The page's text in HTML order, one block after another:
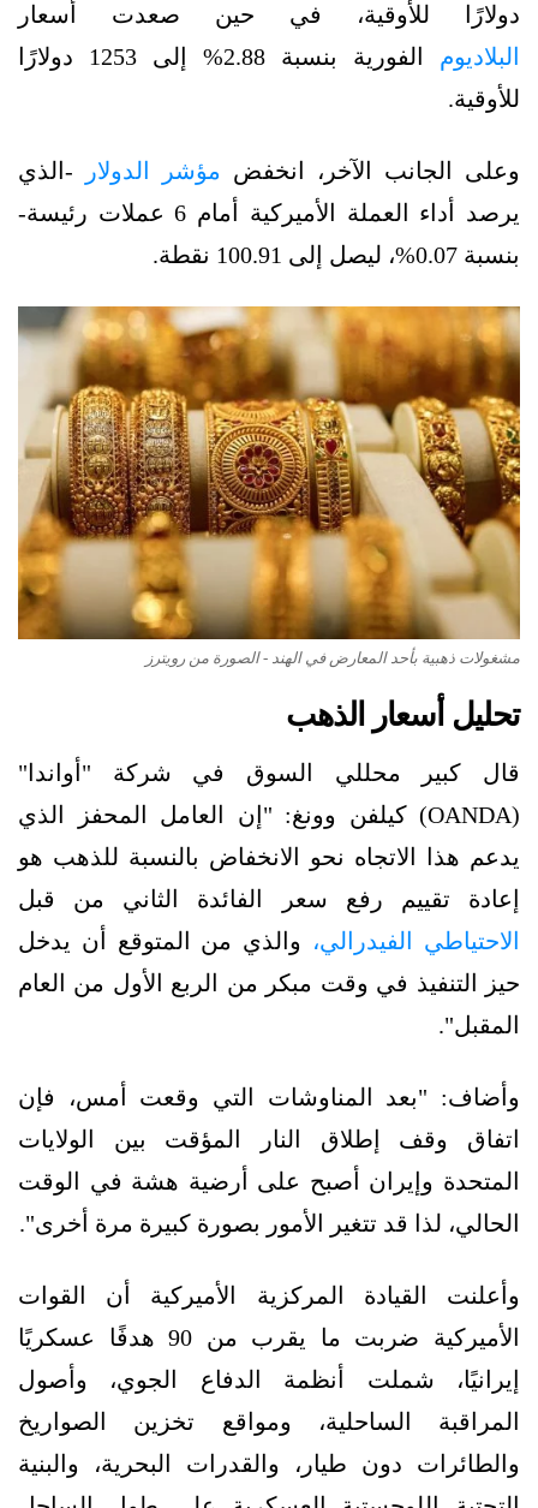
دولارًا للأوقية، في حين صعدت أسعار
البلاديوم
الفورية بنسبة 2.88% إلى 1253 دولارًا
للأوقية.
وعلى الجانب الآخر، انخفض مؤشر الدولار
-الذي
يرصد أداء العملة الأميركية أمام 6 عملات رئيسة-
بنسبة 0.07%، ليصل إلى 100.91 نقطة.
مشغولات ذهبية بأحد المعارض في الهند - الصورة من رويترز
تحليل أسعار الذهب
قال كبير محللي السوق في شركة "أواندا"
(OANDA) كيلفن وونغ: "إن العامل المحفز الذي
يدعم هذا الاتجاه نحو الانخفاض بالنسبة للذهب هو
إعادة تقييم رفع سعر الفائدة الثاني من قبل
الاحتياطي الفيدرالي، والذي من المتوقع أن يدخل
حيز التنفيذ في وقت مبكر من الربع الأول من العام
المقبل".
وأضاف: "بعد المناوشات التي وقعت أمس، فإن
اتفاق وقف إطلاق النار المؤقت بين الولايات
المتحدة وإيران أصبح على أرضية هشة في الوقت
الحالي، لذا قد تتغير الأمور بصورة كبيرة مرة أخرى".
وأعلنت القيادة المركزية الأميركية أن القوات
الأميركية ضربت ما يقرب من 90 هدفًا عسكريًا
إيرانيًا، شملت أنظمة الدفاع الجوي، وأصول
المراقبة الساحلية، ومواقع تخزين الصواريخ
والطائرات دون طيار، والقدرات البحرية، والبنية